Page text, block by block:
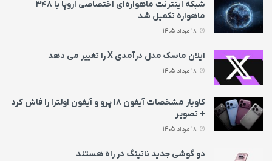
شبکه اینترنت ماهواره‌ای اختصاصی اروپا با ۳۴۸
ماهواره تکمیل شد
ایلان ماسک مدل درآمدی X را تغییر می‌ دهد
کاویار مشخصات آیفون ۱۸ پرو و آیفون اولترا را فاش کرد
+ تصویر
دو گوشی جدید ناتینگ در راه هستند